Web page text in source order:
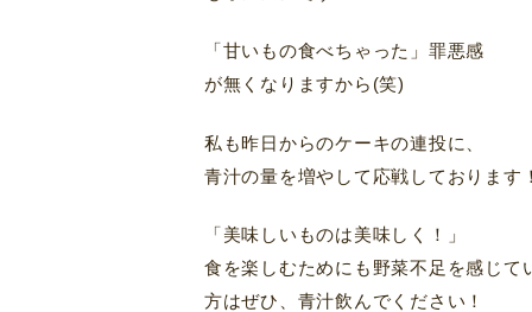
「甘いもの食べちゃった」罪悪感
が無くなりますから(笑)
私も昨日からのケーキの連投に、
青汁の量を増やして応戦しております
「美味しいものは美味しく！」
食を楽しむためにも野菜不足を感じて
方はぜひ、青汁飲んでください！